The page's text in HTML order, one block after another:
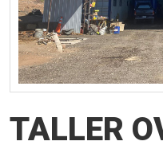
TALLER